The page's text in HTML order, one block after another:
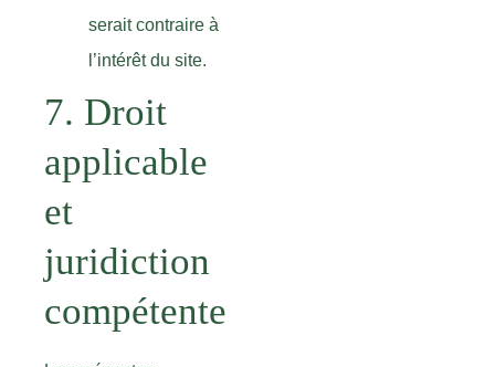
serait contraire à
l’intérêt du site.
7. Droit
applicable
et
juridiction
compétente